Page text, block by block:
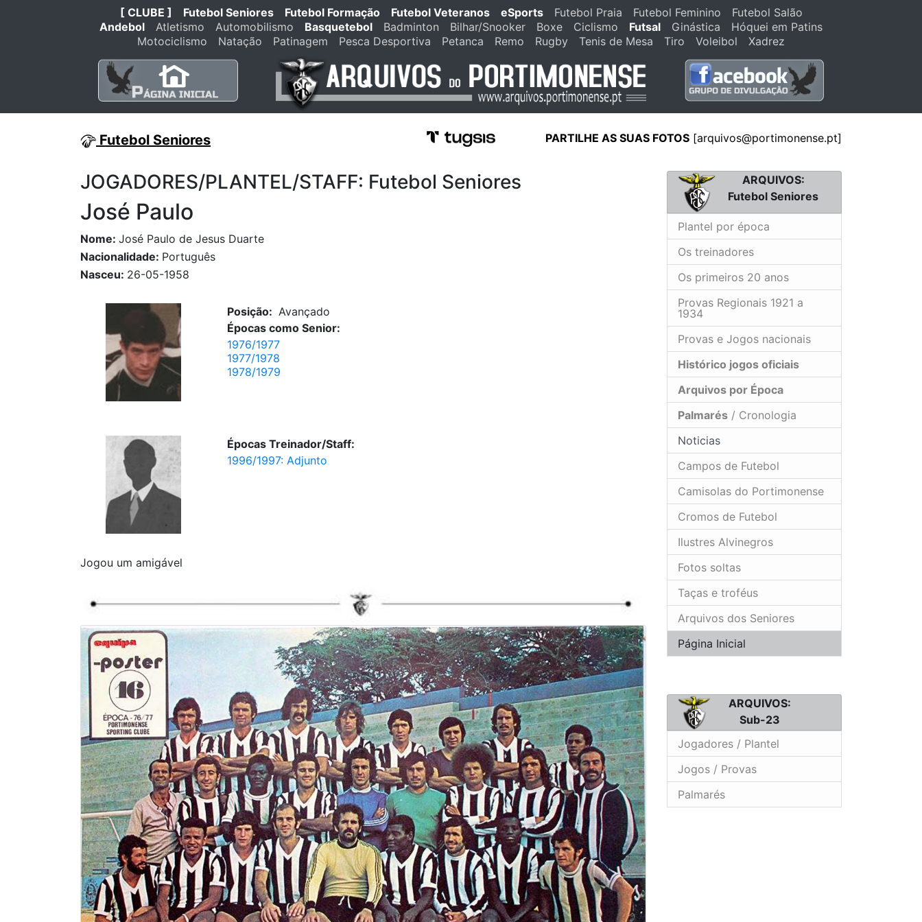
[ CLUBE ] Futebol Seniores Futebol Formação Futebol Veteranos eSports Futebol Praia Futebol Feminino
Futebol Salão
Andebol
Atletismo Automobilismo Basquetebol Badminton Bilhar/Snooker Boxe Ciclismo Futsal Ginástica
Hóquei em Patins
Motociclismo
Natação Patinagem Pesca Desportiva Petanca Remo Rugby Tenis de Mesa Tiro Voleibol Xadrez
Futebol Seniores PARTILHE AS SUAS FOTOS [arquivos@portimonense.pt]
JOGADORES/PLANTEL/STAFF: Futebol Seniores
José Paulo
Nome: José Paulo de Jesus Duarte
Nacionalidade: Português
Nasceu: 26-05-1958
Posição: Avançado
Épocas como Senior:
1976/1977
1977/1978
1978/1979
Épocas Treinador/Staff:
1996/1997: Adjunto
Jogou um amigável
ARQUIVOS:
Futebol Seniores
Plantel por época
Os treinadores
Os primeiros 20 anos
Provas Regionais 1921 a
1934
Provas e Jogos nacionais
Histórico jogos oficiais
Arquivos por Época
Palmarés / Cronologia
Noticias
Campos de Futebol
Camisolas do Portimonense
Cromos de Futebol
Ilustres Alvinegros
Fotos soltas
Taças e troféus
Arquivos dos Seniores
Página Inicial
ARQUIVOS:
Sub-23
Jogadores / Plantel
Jogos / Provas
Palmarés